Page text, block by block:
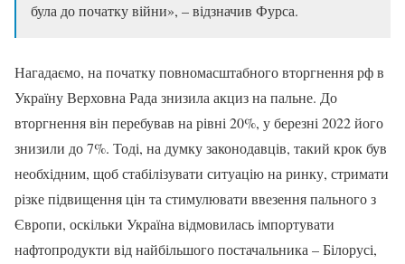
була до початку війни», – відзначив Фурса.
Нагадаємо, на початку повномасштабного вторгнення рф в
Україну Верховна Рада знизила акциз на пальне. До
вторгнення він перебував на рівні 20%, у березні 2022 його
знизили до 7%. Тоді, на думку законодавців, такий крок був
необхідним, щоб стабілізувати ситуацію на ринку, стримати
різке підвищення цін та стимулювати ввезення пального з
Європи, оскільки Україна відмовилась імпортувати
нафтопродукти від найбільшого постачальника – Білорусі,